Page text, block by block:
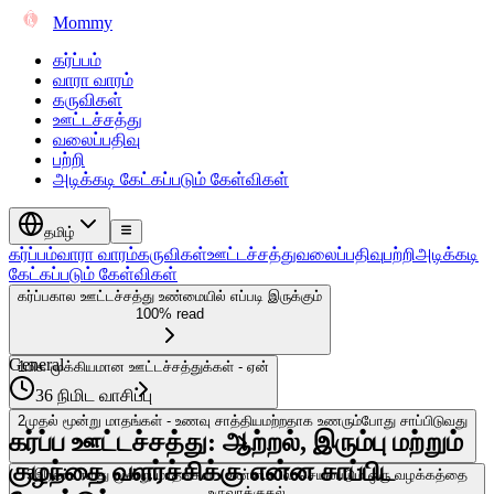
Mommy
கர்ப்பம்
வாரா வாரம்
கருவிகள்
ஊட்டச்சத்து
வலைப்பதிவு
பற்றி
அடிக்கடி கேட்கப்படும் கேள்விகள்
தமிழ்
கர்ப்பம்வாரா வாரம்கருவிகள்ஊட்டச்சத்துவலைப்பதிவுபற்றிஅடிக்கடி
கேட்கப்படும் கேள்விகள்
கர்ப்பகால ஊட்டச்சத்து உண்மையில் எப்படி இருக்கும்
100% read
1மிக முக்கியமான ஊட்டச்சத்துக்கள் - ஏன்
2முதல் மூன்று மாதங்கள் - உணவு சாத்தியமற்றதாக உணரும்போது சாப்பிடுவது
3இரண்டாவது மூன்று மாதங்கள் - உண்மையில் செயல்படும் ஒரு வழக்கத்தை
General
36 நிமிட வாசிப்பு
கர்ப்ப ஊட்டச்சத்து: ஆற்றல், இரும்பு மற்றும்
குழந்தை வளர்ச்சிக்கு என்ன சாப்பிட